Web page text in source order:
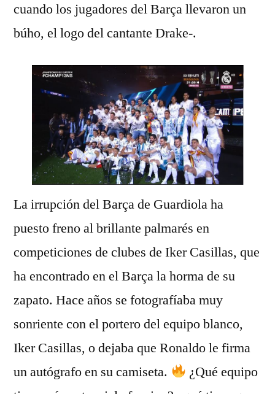
cuando los jugadores del Barça llevaron un
búho, el logo del cantante Drake-.
La irrupción del Barça de Guardiola ha
puesto freno al brillante palmarés en
competiciones de clubes de Iker Casillas, que
ha encontrado en el Barça la horma de su
zapato. Hace años se fotografíaba muy
sonriente con el portero del equipo blanco,
Iker Casillas, o dejaba que Ronaldo le firma
un autógrafo en su camiseta.
¿Qué equipo